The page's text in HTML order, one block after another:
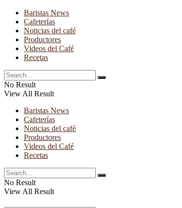
Baristas News
Cafeterías
Noticias del café
Productores
Videos del Café
Recetas
No Result
View All Result
Baristas News
Cafeterías
Noticias del café
Productores
Videos del Café
Recetas
No Result
View All Result